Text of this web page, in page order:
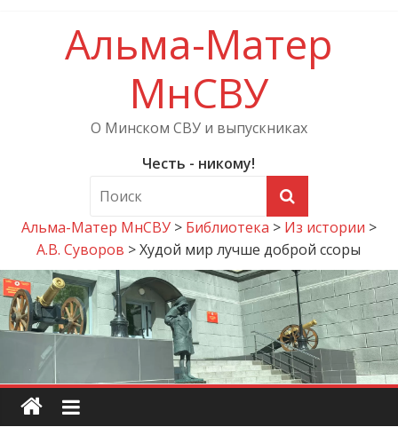
Альма-Матер
МнСВУ
О Минском СВУ и выпускниках
Честь - никому!
Альма-Матер МнСВУ> Библиотека > Из истории >
А.В. Суворов >Худой мир лучше доброй ссоры